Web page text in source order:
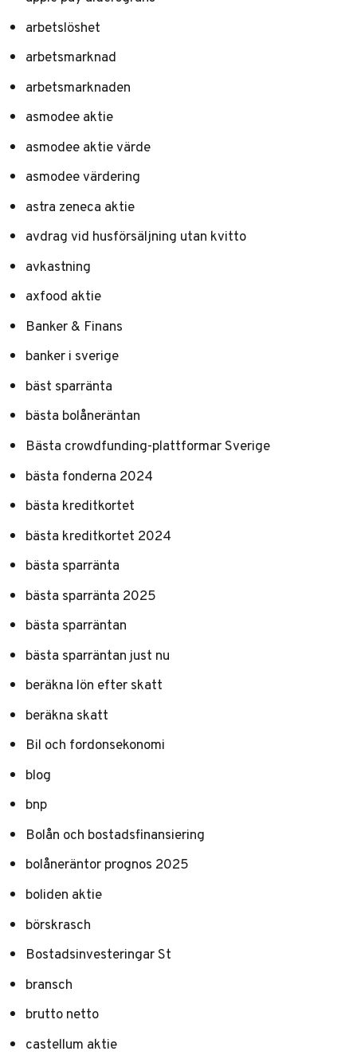
arbetslöshet
arbetsmarknad
arbetsmarknaden
asmodee aktie
asmodee aktie värde
asmodee värdering
astra zeneca aktie
avdrag vid husförsäljning utan kvitto
avkastning
axfood aktie
Banker & Finans
banker i sverige
bäst sparränta
bästa bolåneräntan
Bästa crowdfunding-plattformar Sverige
bästa fonderna 2024
bästa kreditkortet
bästa kreditkortet 2024
bästa sparränta
bästa sparränta 2025
bästa sparräntan
bästa sparräntan just nu
beräkna lön efter skatt
beräkna skatt
Bil och fordonsekonomi
blog
bnp
Bolån och bostadsfinansiering
bolåneräntor prognos 2025
boliden aktie
börskrasch
Bostadsinvesteringar St
bransch
brutto netto
castellum aktie